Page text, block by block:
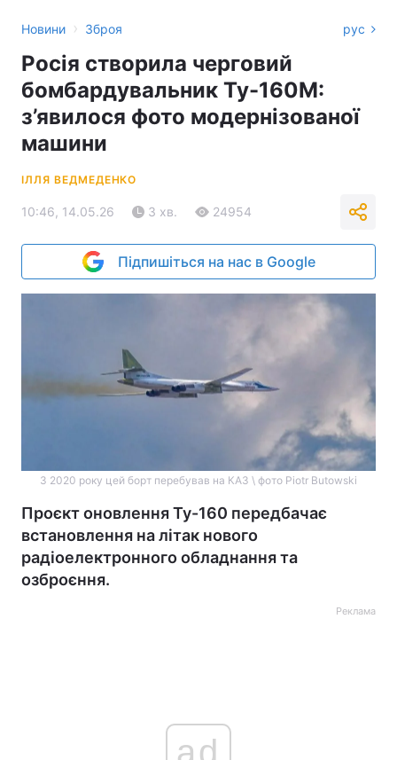
Новини › Зброя рус
Росія створила черговий
бомбардувальник Ту-160М:
з’явилося фото модернізованої
машини
ІЛЛЯ ВЕДМЕДЕНКО
10:46, 14.05.26 3 хв. 24954
Підпишіться на нас в Google
З 2020 року цей борт перебував на КАЗ \ фото Piotr Butowski
Проєкт оновлення Ту-160 передбачає
встановлення на літак нового
радіоелектронного обладнання та
озброєння.
Реклама
ad